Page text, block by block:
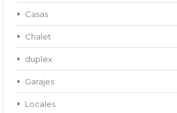
Casas
Chalet
duplex
Garajes
Locales